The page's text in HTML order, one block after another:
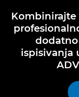
ispisivanja